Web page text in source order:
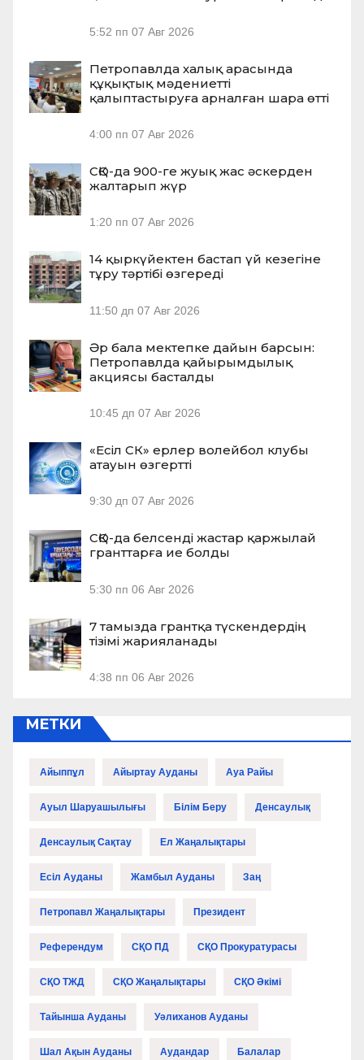
5:52 пп 07 Авг 2026
Петропавлда халық арасында
құқықтық мәдениетті
қалыптастыруға арналған шара өтті
4:00 пп 07 Авг 2026
СҚО-да 900-ге жуық жас әскерден
жалтарып жүр
1:20 пп 07 Авг 2026
14 қыркүйектен бастап үй кезегіне
тұру тәртібі өзгереді
11:50 дп 07 Авг 2026
Әр бала мектепке дайын барсын:
Петропавлда қайырымдылық
акциясы басталды
10:45 дп 07 Авг 2026
«Есіл СК» ерлер волейбол клубы
атауын өзгертті
9:30 дп 07 Авг 2026
СҚО-да белсенді жастар қаржылай
гранттарға ие болды
5:30 пп 06 Авг 2026
7 тамызда грантқа түскендердің
тізімі жарияланады
4:38 пп 06 Авг 2026
МЕТКИ
Айыппұл Айыртау Ауданы Ауа Райы
Ауыл Шаруашылығы Білім Беру Денсаулық
Денсаулық Сақтау Ел Жаңалықтары
Есіл Ауданы Жамбыл Ауданы Заң
Петропавл Жаңалықтары Президент
Референдум СҚО ПД СҚО Прокуратурасы
СҚО ТЖД СҚО Жаңалықтары СҚО Әкімі
Тайынша Ауданы Уәлиханов Ауданы
Шал Ақын Ауданы Аудандар Балалар